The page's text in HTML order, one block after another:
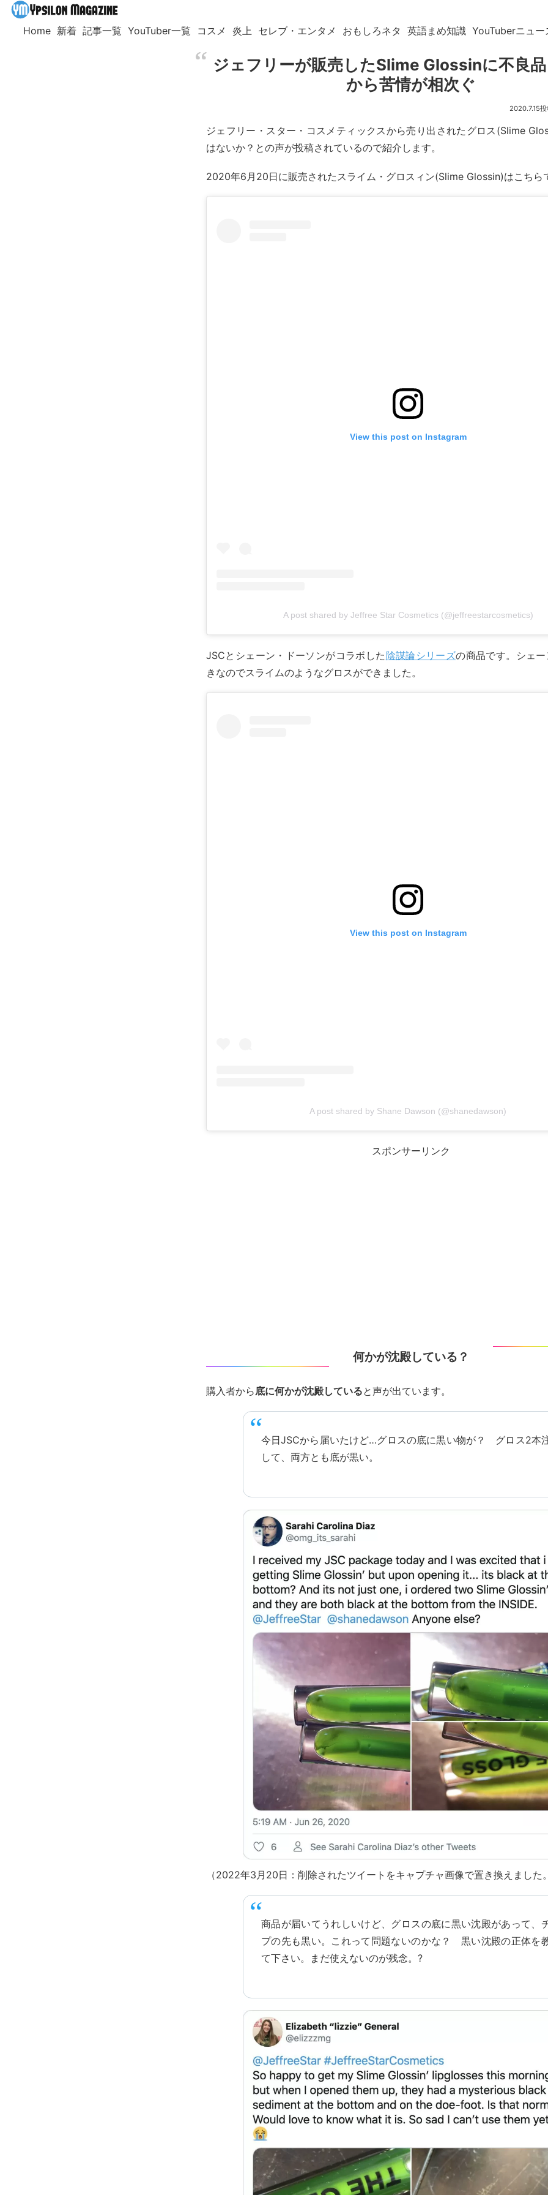
Home 新着 記事一覧 YouTuber一覧 コスメ 炎上 セレブ・エンタメ おもしろネタ 英語まめ知識 YouTuberニュー
ジェフリーが販売したSlime Glossinに不良
から苦情が相次ぐ
2020.7.15
ジェフリー・スター・コスメティックスから売り出されたグロス(Slime
はないか？との声が投稿されているので紹介します。
2020年6月20日に販売されたスライム・グロスィン(Slime Glossin)はこちら
View this post on Instagram
A post shared by Jeffree Star Cosmetics (@jeffreestarcosmetics)
JSCとシェーン・ドーソンがコラボした陰謀論シリーズの商品です。シェ
きなのでスライムのようなグロスができました。
View this post on Instagram
A post shared by Shane Dawson (@shanedawson)
スポンサーリンク
何かが沈殿している？
購入者から底に何かが沈殿していると声が出ています。
今日JSCから届いたけど…グロスの底に黒い物が？ グロス2本
して、両方とも底が黒い。
（2022年3月20日：削除されたツイートをキャプチャ画像で置き換えました
商品が届いてうれしいけど、グロスの底に黒い沈殿があって、
プの先も黒い。これって問題ないのかな？ 黒い沈殿の正体を
て下さい。まだ使えないのが残念。?